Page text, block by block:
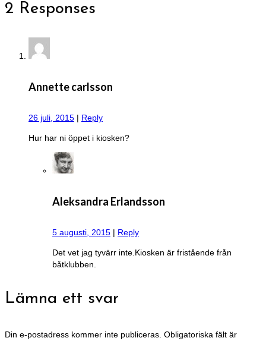
2 Responses
Annette carlsson
26 juli, 2015 | Reply
Hur har ni öppet i kiosken?
Aleksandra Erlandsson
5 augusti, 2015 | Reply
Det vet jag tyvärr inte.Kiosken är fristående från
båtklubben.
Lämna ett svar
Din e-postadress kommer inte publiceras. Obligatoriska fält är